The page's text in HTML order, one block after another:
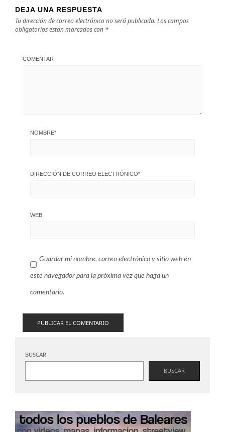
DEJA UNA RESPUESTA
Tu dirección de correo electrónico no será publicada. Los campos
obligatorios están marcados con *
COMENTAR
NOMBRE*
DIRECCIÓN DE CORREO ELECTRÓNICO*
WEB
Guardar mi nombre, correo electrónico y sitio web en
este navegador para la próxima vez que haga un
comentario.
BUSCAR
BUSCAR